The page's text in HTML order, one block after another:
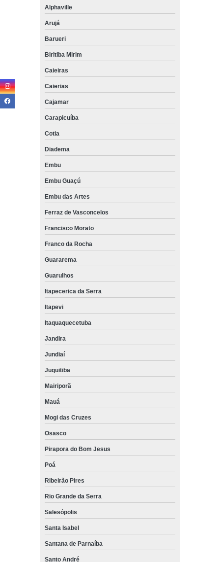
Alphaville
Arujá
Barueri
Biritiba Mirim
Caieiras
Caierias
Cajamar
Carapicuíba
Cotia
Diadema
Embu
Embu Guaçú
Embu das Artes
Ferraz de Vasconcelos
Francisco Morato
Franco da Rocha
Guararema
Guarulhos
Itapecerica da Serra
Itapevi
Itaquaquecetuba
Jandira
Jundiaí
Juquitiba
Mairiporã
Mauá
Mogi das Cruzes
Osasco
Pirapora do Bom Jesus
Poá
Ribeirão Pires
Rio Grande da Serra
Salesópolis
Santa Isabel
Santana de Parnaíba
Santo André